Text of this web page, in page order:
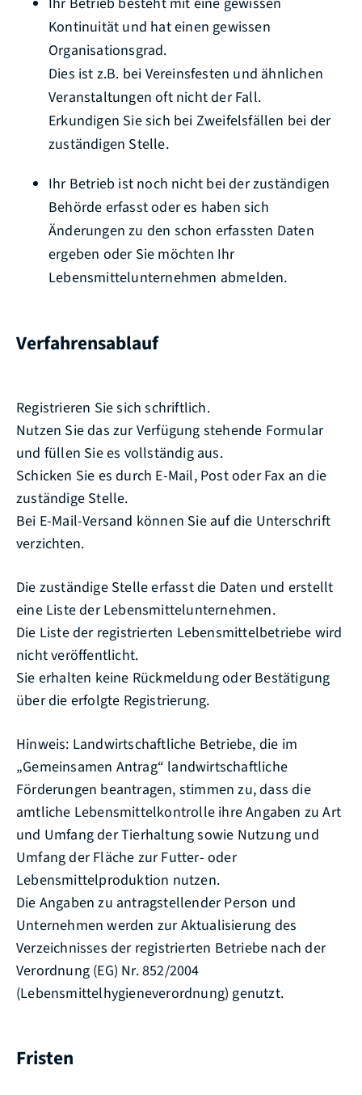
Kontinuität und hat einen gewissen
Organisationsgrad.
Dies ist z.B. bei Vereinsfesten und ähnlichen
Veranstaltungen oft nicht der Fall.
Erkundigen Sie sich bei Zweifelsfällen bei der
zuständigen Stelle.
Ihr Betrieb ist noch nicht bei der zuständigen
Behörde erfasst oder es haben sich
Änderungen zu den schon erfassten Daten
ergeben oder Sie möchten Ihr
Lebensmittelunternehmen abmelden.
Verfahrensablauf
Registrieren Sie sich schriftlich.
Nutzen Sie das zur Verfügung stehende Formular
und füllen Sie es vollständig aus.
Schicken Sie es durch E-Mail, Post oder Fax an die
zuständige Stelle.
Bei E-Mail-Versand können Sie auf die Unterschrift
verzichten.
Die zuständige Stelle erfasst die Daten und erstellt
eine Liste der Lebensmittelunternehmen.
Die Liste der registrierten Lebensmittelbetriebe wird
nicht veröffentlicht.
Sie erhalten keine Rückmeldung oder Bestätigung
über die erfolgte Registrierung.
Hinweis: Landwirtschaftliche Betriebe, die im
„Gemeinsamen Antrag“ landwirtschaftliche
Förderungen beantragen, stimmen zu, dass die
amtliche Lebensmittelkontrolle ihre Angaben zu Art
und Umfang der Tierhaltung sowie Nutzung und
Umfang der Fläche zur Futter- oder
Lebensmittelproduktion nutzen.
Die Angaben zu antragstellender Person und
Unternehmen werden zur Aktualisierung des
Verzeichnisses der registrierten Betriebe nach der
Verordnung (EG) Nr. 852/2004
(Lebensmittelhygieneverordnung) genutzt.
Fristen